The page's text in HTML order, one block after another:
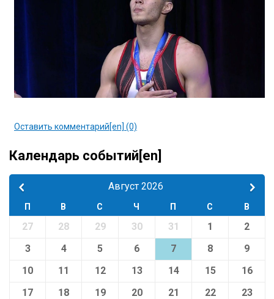
Оставить комментарий[en] (0)
Календарь событий[en]
Август 2026
П В С Ч П С В
27 28 29 30 31 1
2
3
4 5 6 7 8
9
10
11 12 13 14 15
16
17
18 19 20 21 22
23